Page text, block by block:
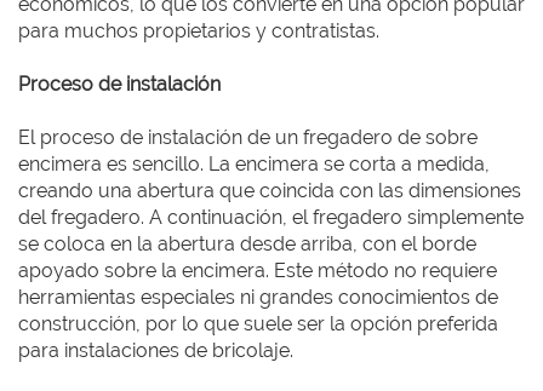
para muchos propietarios y contratistas.
Proceso de instalación
El proceso de instalación de un fregadero de sobre
encimera es sencillo. La encimera se corta a medida,
creando una abertura que coincida con las dimensiones
del fregadero. A continuación, el fregadero simplemente
se coloca en la abertura desde arriba, con el borde
apoyado sobre la encimera. Este método no requiere
herramientas especiales ni grandes conocimientos de
construcción, por lo que suele ser la opción preferida
para instalaciones de bricolaje.